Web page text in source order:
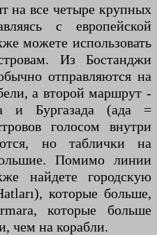
на все четыре крупных
с европейской
можете использовать
Из Бостанджи
отправляются на
а второй маршрут -
и Бургазада (ада =
голосом внутри
но таблички на
Помимо линии
найдете городскую
которые больше,
которые больше
чем на корабли.